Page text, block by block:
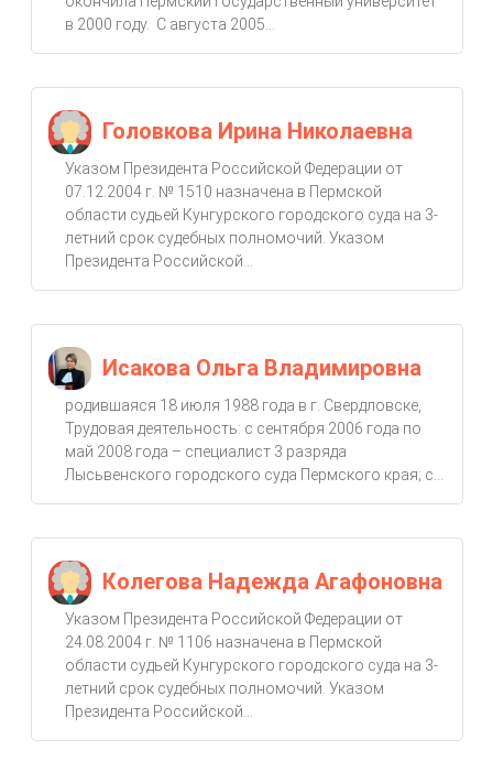
в 2000 году. С августа 2005...
Головкова Ирина Николаевна
Указом Президента Российской Федерации от
07.12.2004 г. № 1510 назначена в Пермской
области судьей Кунгурского городского суда на 3-
летний срок судебных полномочий. Указом
Президента Российской...
Исакова Ольга Владимировна
родившаяся 18 июля 1988 года в г. Свердловске,
Трудовая деятельность: с сентября 2006 года по
май 2008 года – специалист 3 разряда
Лысьвенского городского суда Пермского края; с...
Колегова Надежда Агафоновна
Указом Президента Российской Федерации от
24.08.2004 г. № 1106 назначена в Пермской
области судьей Кунгурского городского суда на 3-
летний срок судебных полномочий. Указом
Президента Российской...